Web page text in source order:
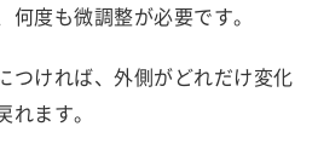
度も微調整が必要です。
つければ、外側がどれだけ変化
ます。